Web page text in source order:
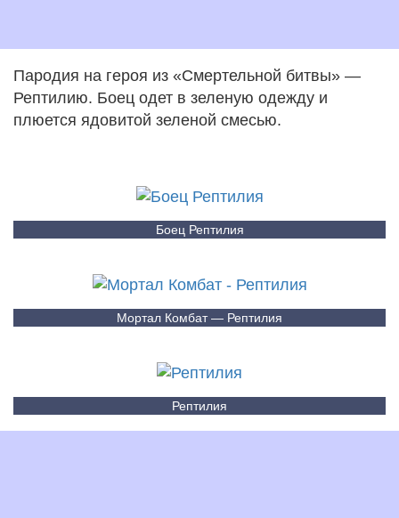
Пародия на героя из «Смертельной битвы» —
Рептилию. Боец одет в зеленую одежду и
плюется ядовитой зеленой смесью.
Боец Рептилия
Мортал Комбат — Рептилия
Рептилия